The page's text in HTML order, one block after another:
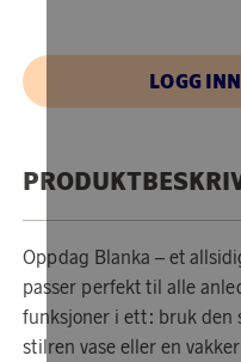
LOGG
Oppdag Blanka – et
passer perfekt til alle
funksjoner i ett: bruk den
stilren vase eller en